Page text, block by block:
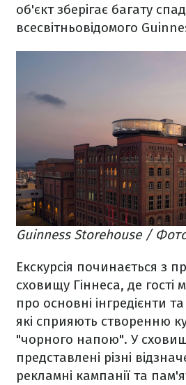
об'єкт зберігає багату
всесвітньовідомого
Guinness Storehouse /
Екскурсія починається з
сховищу Гіннеса, де гості
про основні інгредієнти
які сприяють створенню
"чорного напою". У
представлені різні
рекламні кампанії та